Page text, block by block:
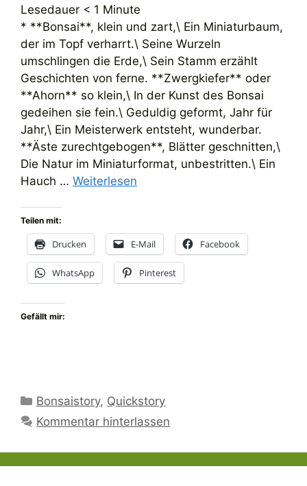
Lesedauer < 1 Minute
* **Bonsai**, klein und zart,\ Ein Miniaturbaum,
der im Topf verharrt.\ Seine Wurzeln
umschlingen die Erde,\ Sein Stamm erzählt
Geschichten von ferne. **Zwergkiefer** oder
**Ahorn** so klein,\ In der Kunst des Bonsai
gedeihen sie fein.\ Geduldig geformt, Jahr für
Jahr,\ Ein Meisterwerk entsteht, wunderbar.
**Äste zurechtgebogen**, Blätter geschnitten,\
Die Natur im Miniaturformat, unbestritten.\ Ein
Hauch … Weiterlesen
Teilen mit:
Drucken E-Mail Facebook
WhatsApp Pinterest
Gefällt mir:
Kategorien
Bonsaistory, Quickstory
Kommentar hinterlassen